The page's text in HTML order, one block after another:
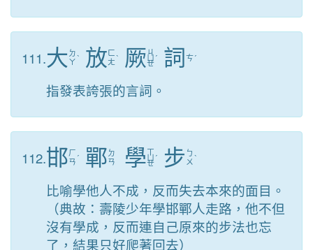
111.大 ㄉ
ㄚˋ 放 ㄈ
ㄤˋ 厥 ㄐ
ㄩ
ㄝ
ˊ 詞 ㄘˊ
指發表誇張的言詞。
112.邯ㄏ
ㄢ ˊ 鄲 ㄉ
ㄢ
學ㄒ
ㄩ
ㄝ
ˊ 步 ㄅ
ㄨ ˋ
比喻學他人不成，反而失去本來的面目。
（典故：壽陵少年學邯鄲人走路，他不但
沒有學成，反而連自己原來的步法也忘
了，結果只好爬著回去）